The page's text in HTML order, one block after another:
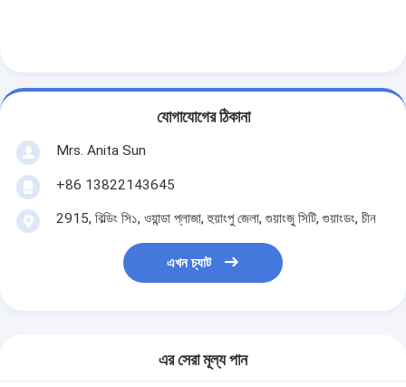
যোগাযোগের ঠিকানা
Mrs. Anita Sun
+86 13822143645
2915, বিল্ডিং সি১, ওয়ান্ডা প্লাজা, হুয়াংপু জেলা, গুয়াংজু সিটি, গুয়াংডং, চীন
এখন চ্যাট
এর সেরা মূল্য পান